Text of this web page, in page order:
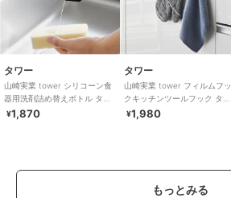
タワー
山崎実業 tower シリコーン食
器用洗剤詰め替えボトル タワ
ー
¥1,870
タワー
山崎実業 tower フィルムフッ
クキッチンツールフック タワ
ー 6連
¥1,980
もっとみる